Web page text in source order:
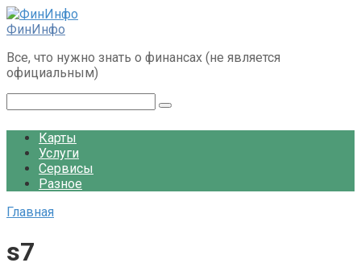
Перейти
к
ФинИнфо
Все, что нужно знать о финансах (не является
официальным)
Карты
Услуги
Сервисы
Разное
Главная
s7